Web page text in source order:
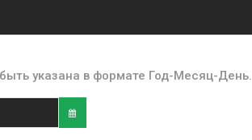
указана в формате Год-Месяц-День.